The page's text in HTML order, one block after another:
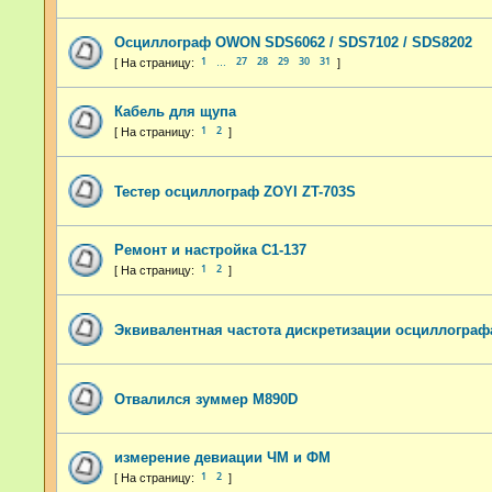
Осциллограф OWON SDS6062 / SDS7102 / SDS8202
1 27 28 29 30 31
Кабель для щупа
1 2
Тестер осциллограф ZOYI ZT-703S
Ремонт и настройка С1-137
1 2
Эквивалентная частота дискретизации
Отвалился зуммер M890D
измерение девиации ЧМ и ФМ
1 2